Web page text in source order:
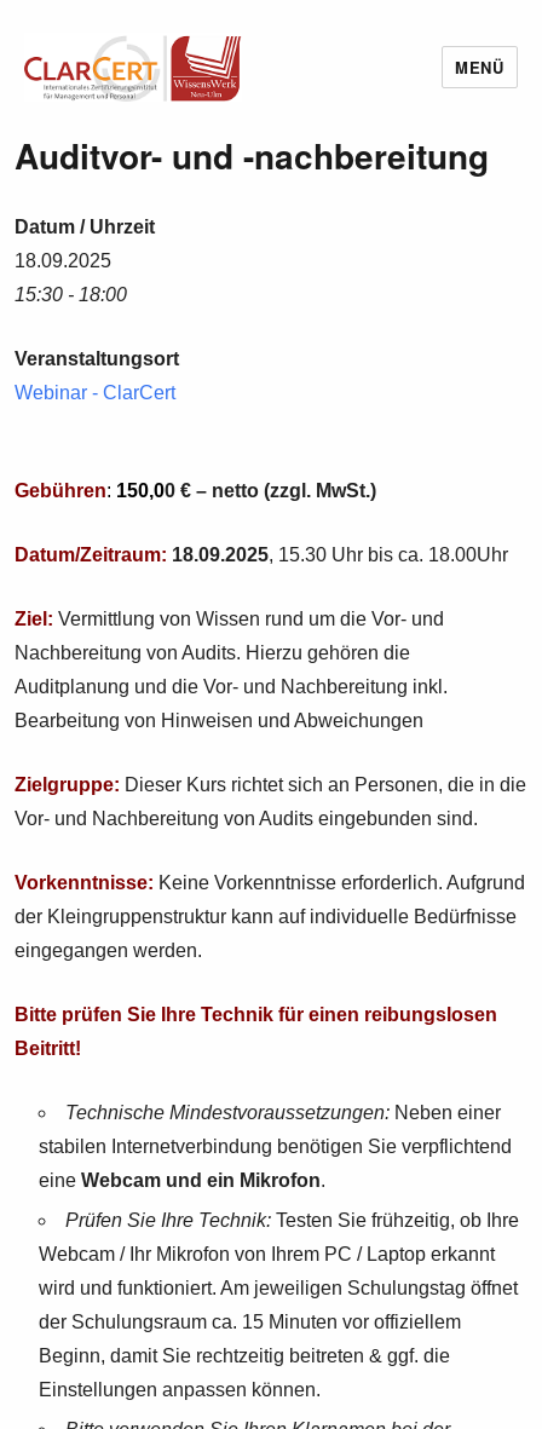
Wissenswerk Neu-Ulm
MENÜ
Auditvor- und -nachbereitung
Datum / Uhrzeit
18.09.2025
15:30 - 18:00
Veranstaltungsort
Webinar - ClarCert
Gebühren: 150,00 € – netto (zzgl. MwSt.)
Datum/Zeitraum: 18.09.2025, 15.30 Uhr bis ca. 18.00Uhr
Ziel: Vermittlung von Wissen rund um die Vor- und
Nachbereitung von Audits. Hierzu gehören die
Auditplanung und die Vor- und Nachbereitung inkl.
Bearbeitung von Hinweisen und Abweichungen
Zielgruppe: Dieser Kurs richtet sich an Personen, die in die
Vor- und Nachbereitung von Audits eingebunden sind.
Vorkenntnisse: Keine Vorkenntnisse erforderlich. Aufgrund
der Kleingruppenstruktur kann auf individuelle Bedürfnisse
eingegangen werden.
Bitte prüfen Sie Ihre Technik für einen reibungslosen
Beitritt!
Technische Mindestvoraussetzungen: Neben einer
stabilen Internetverbindung benötigen Sie verpflichtend
eineWebcam und ein Mikrofon.
Prüfen Sie Ihre Technik:Testen Sie frühzeitig, ob Ihre
Webcam / Ihr Mikrofon von Ihrem PC / Laptop erkannt
wird und funktioniert. Am jeweiligen Schulungstag öffnet
der Schulungsraum ca. 15 Minuten vor offiziellem
Beginn, damit Sie rechtzeitig beitreten & ggf. die
Einstellungen anpassen können.